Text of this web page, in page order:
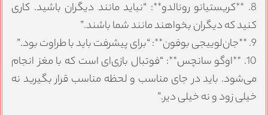
8. **کریستیانو رونالدو**: “نباید مانند دیگران باشید. کاری
کنید که دیگران بخواهند مانند شما باشند.”
9. **جان‌لوییجی بوفون**: “برای پیشرفت باید با طراوت بود.”
10. **اوگو سانچس**: “فوتبال بازی‌ای است که با مغز انجام
می‌شود. باید در جای مناسب و لحظه مناسب قرار بگیرید نه
خیلی زود و نه خیلی دیر.”